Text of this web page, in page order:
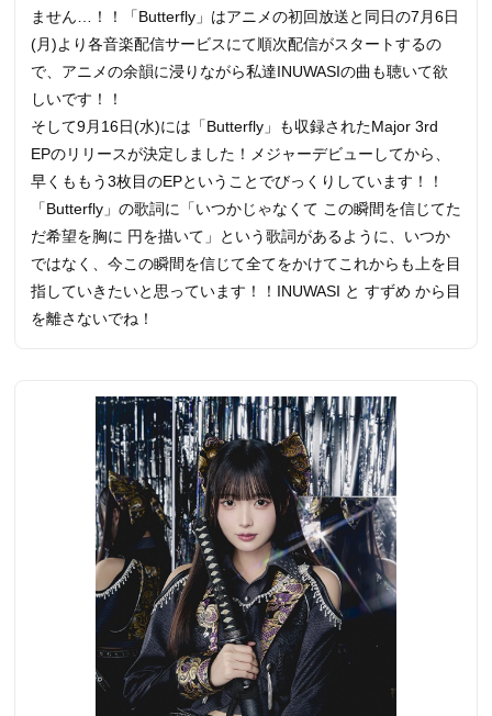
ません…！！「Butterfly」はアニメの初回放送と同日の7月6日
(月)より各音楽配信サービスにて順次配信がスタートするの
で、アニメの余韻に浸りながら私達INUWASIの曲も聴いて欲
しいです！！
そして9月16日(水)には「Butterfly」も収録されたMajor 3rd
EPのリリースが決定しました！メジャーデビューしてから、
早くももう3枚目のEPということでびっくりしています！！
「Butterfly」の歌詞に「いつかじゃなくて この瞬間を信じてた
だ希望を胸に 円を描いて」という歌詞があるように、いつか
ではなく、今この瞬間を信じて全てをかけてこれからも上を目
指していきたいと思っています！！INUWASI と すずめ から目
を離さないでね！